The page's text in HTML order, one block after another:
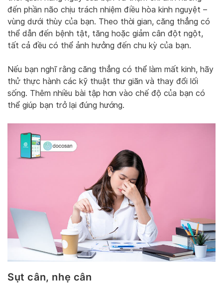
đến phần não chịu trách nhiệm điều hòa kinh nguyệt –
vùng dưới thùy của bạn. Theo thời gian, căng thẳng có
thể dẫn đến bệnh tật, tăng hoặc giảm cân đột ngột,
tất cả đều có thể ảnh hưởng đến chu kỳ của bạn.
Nếu bạn nghĩ rằng căng thẳng có thể làm mất kinh, hãy
thử thực hành các kỹ thuật thư giãn và thay đổi lối
sống. Thêm nhiều bài tập hơn vào chế độ của bạn có
thể giúp bạn trở lại đúng hướng.
Sụt cân, nhẹ cân